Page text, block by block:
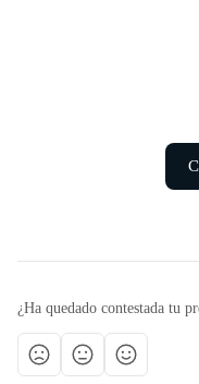
¿Ha quedado contestada tu